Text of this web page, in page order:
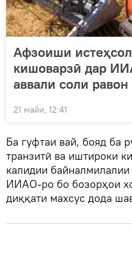
Афзоиши
кишоварзӣ дар
аввали соли равон
21 майи, 12:41
Ба гуфтаи вай, бояд ба
транзитӣ ва иштироки
калидии
ИИАО-ро бо бозорҳои
диққати махсус дода